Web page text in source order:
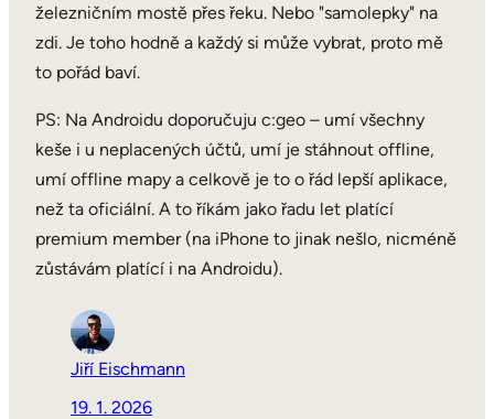
železničním mostě přes řeku. Nebo "samolepky" na
zdi. Je toho hodně a každý si může vybrat, proto mě
to pořád baví.
PS: Na Androidu doporučuju c:geo – umí všechny
keše i u neplacených účtů, umí je stáhnout offline,
umí offline mapy a celkově je to o řád lepší aplikace,
než ta oficiální. A to říkám jako řadu let platící
premium member (na iPhone to jinak nešlo, nicméně
zůstávám platící i na Androidu).
Jiří Eischmann
19. 1. 2026